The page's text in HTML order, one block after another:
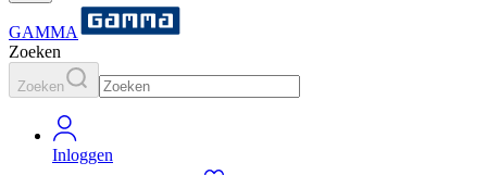
GAMMA
Zoeken
Zoeken
Inloggen